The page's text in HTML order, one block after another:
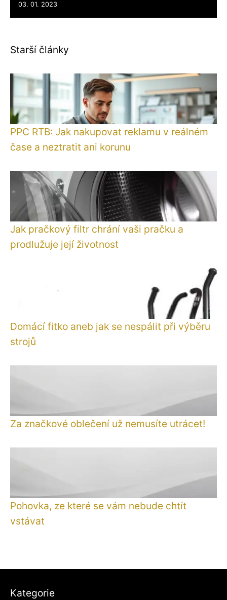
03. 01. 2023
Starší články
PPC RTB: Jak nakupovat reklamu v reálném
čase a neztratit ani korunu
Jak pračkový filtr chrání vaši pračku a
prodlužuje její životnost
Domácí fitko aneb jak se nespálit při výběru
strojů
Za značkové oblečení už nemusíte utrácet!
Pohovka, ze které se vám nebude chtít
vstávat
Kategorie